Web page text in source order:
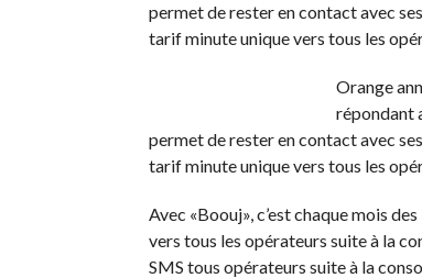
permet de rester en contact avec
tarif minute unique vers tous les
Orange
répondant
permet de rester en contact avec
tarif minute unique vers tous les
Avec «Boouj», c’est chaque mois
vers tous les opérateurs suite à la
SMS tous opérateurs suite à la